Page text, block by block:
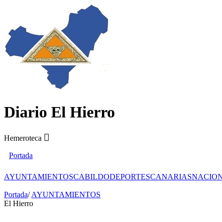
Diario El Hierro
Hemeroteca
Portada
AYUNTAMIENTOSCABILDODEPORTESCANARIAS
Portada/AYUNTAMIENTOS
El Hierro